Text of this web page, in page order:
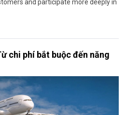
and participate more deeply in
chi phí bắt buộc đến năng